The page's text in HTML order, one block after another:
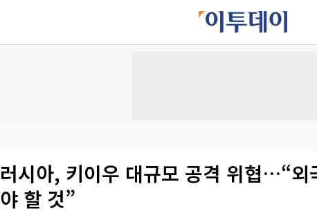
러시아, 키이우 대규모 공격 위협…“외
야 할 것”